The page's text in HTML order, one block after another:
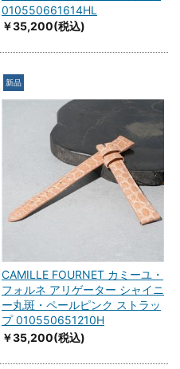
010550661614HL
￥35,200(税込)
新品
CAMILLE FOURNET カミーユ・
フォルネ アリゲーター シャイニ
ー丸斑・ペールピンク ストラッ
プ 010550651210H
￥35,200(税込)